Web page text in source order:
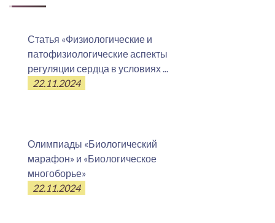
Статья «Физиологические и
патофизиологические аспекты
регуляции сердца в условиях ...
22.11.2024
Олимпиады «Биологический
марафон» и «Биологическое
многоборье»
22.11.2024